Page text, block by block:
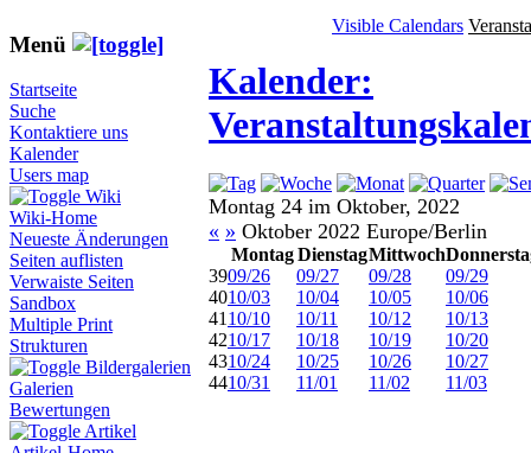
Menü
Startseite
Suche
Kontaktiere uns
Kalender
Users map
Wiki
Wiki-Home
Neueste Änderungen
Seiten auflisten
Verwaiste Seiten
Sandbox
Multiple Print
Strukturen
Bildergalerien
Galerien
Bewertungen
Artikel
Visible Calendars
Kalender:
Montag 24 im Oktober, 2022
« » Oktober 2022 Europe/Berlin
Montag DienstagMittwoch
3909/26 09/27 09/28
09/29
4010/03 10/04 10/05
10/06
41 10/10 10/11 10/12
10/13
4210/17 10/18 10/19
10/20
4310/24 10/25 10/26
10/27
4410/31 11/01 11/02 11/03